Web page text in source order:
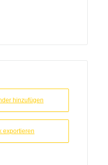
hinzufügen
exportieren